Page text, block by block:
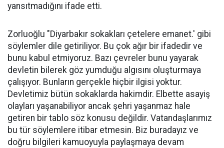
yansıtmadığını ifade etti.
Zorluoğlu "Diyarbakır sokakları çetelere emanet.' gibi
söylemler dile getiriliyor. Bu çok ağır bir ifadedir ve
bunu kabul etmiyoruz. Bazı çevreler bunu yayarak
devletin bilerek göz yumduğu algısını oluşturmaya
çalışıyor. Bunların gerçekle hiçbir ilgisi yoktur.
Devletimiz bütün sokaklarda hakimdir. Elbette asayiş
olayları yaşanabiliyor ancak şehri yaşanmaz hale
getiren bir tablo söz konusu değildir. Vatandaşlarımız
bu tür söylemlere itibar etmesin. Biz buradayız ve
doğru bilgileri kamuoyuyla paylaşmaya devam